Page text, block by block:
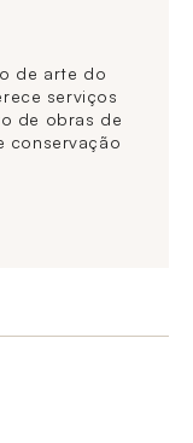
de arte do
serviços
de obras de
conservação